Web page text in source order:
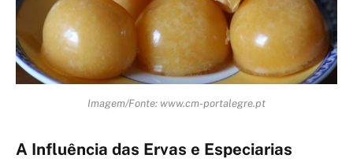
Imagem/Fonte: www.cm-portalegre.pt
A Influência das Ervas e Especiarias